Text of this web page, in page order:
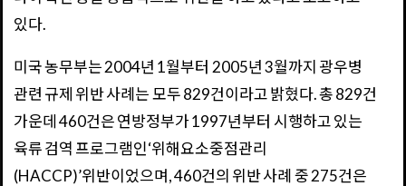
있다.
미국 농무부는 2004년 1월부터 2005년 3월까지 광우병
관련 규제 위반 사례는 모두 829건이라고 밝혔다. 총 829건
가운데 460건은 연방정부가 1997년부터 시행하고 있는
육류 검역 프로그램인‘위해요소중점관리
(HACCP)’위반이었으며, 460건의 위반 사례 중 275건은